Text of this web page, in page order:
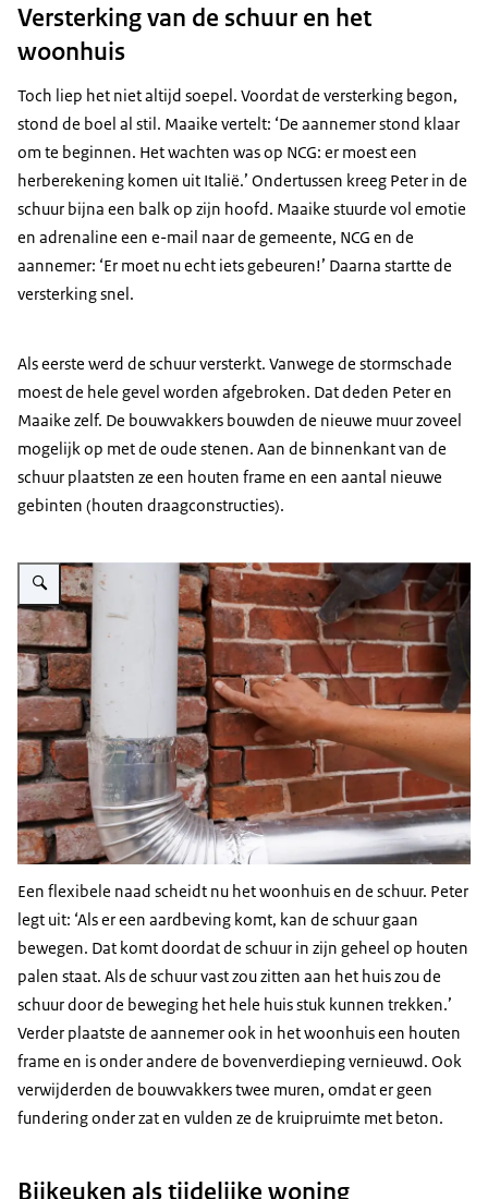
Versterking van de schuur en het
woonhuis
Toch liep het niet altijd soepel. Voordat de versterking begon,
stond de boel al stil. Maaike vertelt: ‘De aannemer stond klaar
om te beginnen. Het wachten was op NCG: er moest een
herberekening komen uit Italië.’ Ondertussen kreeg Peter in de
schuur bijna een balk op zijn hoofd. Maaike stuurde vol emotie
en adrenaline een e-mail naar de gemeente, NCG en de
aannemer: ‘Er moet nu echt iets gebeuren!’ Daarna startte de
versterking snel.
Als eerste werd de schuur versterkt. Vanwege de stormschade
moest de hele gevel worden afgebroken. Dat deden Peter en
Maaike zelf. De bouwvakkers bouwden de nieuwe muur zoveel
mogelijk op met de oude stenen. Aan de binnenkant van de
schuur plaatsten ze een houten frame en een aantal nieuwe
gebinten (houten draagconstructies).
Vergroot afbeelding Flexibele naad
Een flexibele naad scheidt nu het woonhuis en de schuur. Peter
legt uit: ‘Als er een aardbeving komt, kan de schuur gaan
bewegen. Dat komt doordat de schuur in zijn geheel op houten
palen staat. Als de schuur vast zou zitten aan het huis zou de
schuur door de beweging het hele huis stuk kunnen trekken.’
Verder plaatste de aannemer ook in het woonhuis een houten
frame en is onder andere de bovenverdieping vernieuwd. Ook
verwijderden de bouwvakkers twee muren, omdat er geen
fundering onder zat en vulden ze de kruipruimte met beton.
Bijkeuken als tijdelijke woning